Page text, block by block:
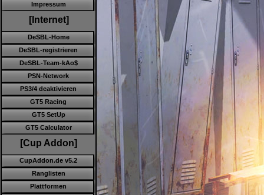
Impressum
[Internet]
DeSBL-Home
DeSBL-registrieren
DeSBL-Team-kAo$
PSN-Network
PS3/4 deaktivieren
GT5 Racing
GT5 SetUp
GT5 Calculator
[Cup Addon]
CupAddon.de v5.2
Ranglisten
Plattformen